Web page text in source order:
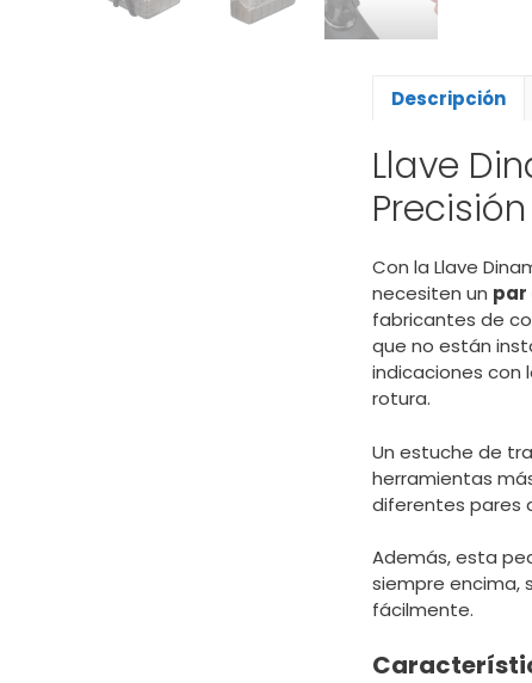
Descripción
Llave
Con la Llave
necesiten un par
fabricantes de
que no están
indicaciones con
rotura.
Un estuche de
herramientas
diferentes pares
Además, esta
siempre encima,
fácilmente.